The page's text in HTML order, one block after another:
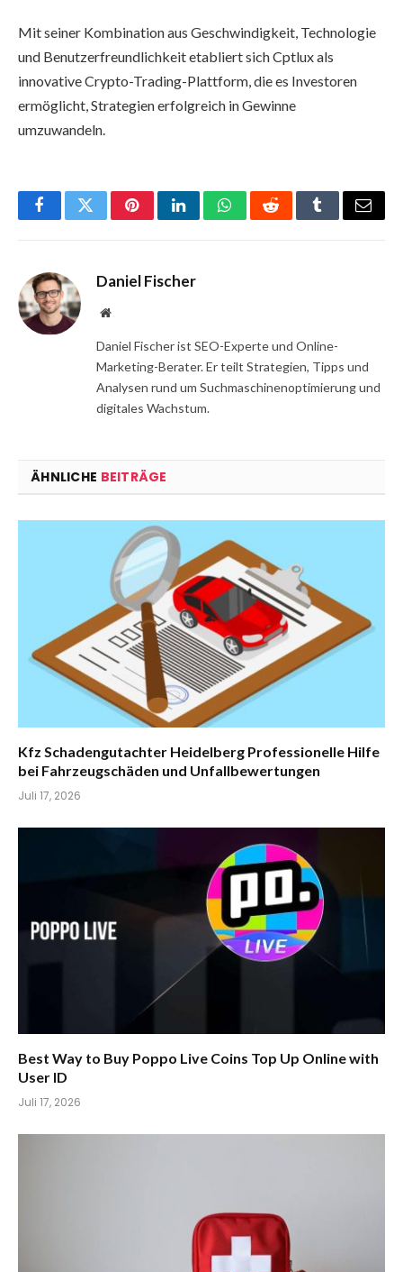
Mit seiner Kombination aus Geschwindigkeit, Technologie
und Benutzerfreundlichkeit etabliert sich Cptlux als
innovative Crypto-Trading-Plattform, die es Investoren
ermöglicht, Strategien erfolgreich in Gewinne
umzuwandeln.
FacebookTwitterPinterestLinkedInWhatsAppRedditTumblrEmail
Daniel Fischer
Website
Daniel Fischer ist SEO-Experte und Online-
Marketing-Berater. Er teilt Strategien, Tipps und
Analysen rund um Suchmaschinenoptimierung und
digitales Wachstum.
ÄHNLICHE BEITRÄGE
Kfz Schadengutachter Heidelberg Professionelle Hilfe
bei Fahrzeugschäden und Unfallbewertungen
Juli 17, 2026
Best Way to Buy Poppo Live Coins Top Up Online with
User ID
Juli 17, 2026